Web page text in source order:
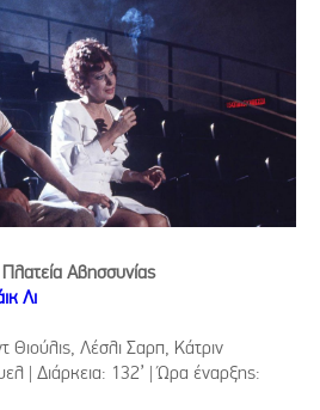
Αβησσυνίας
Λι
Θιούλις, Λέσλι Σαρπ, Κάτριν
| Διάρκεια: 132’ | Ώρα έναρξης: